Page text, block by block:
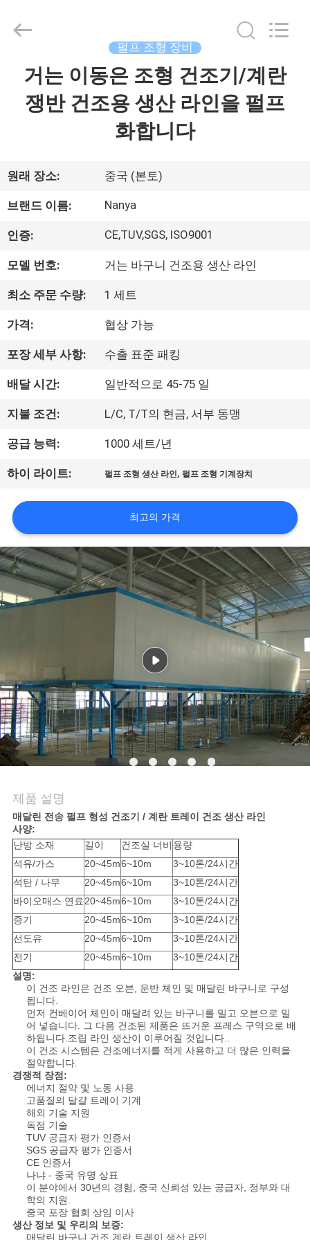
동
영
상
VR
쇼
우
리
하
여
공
장
여
품
질
관
연
락
주
세
요
뉴
이
PRIVACY
POLICY
Guangzhou
Nanya
Reserved.
펄프 조형 장비
거는 이동은 조형 건조기/계란
쟁반 건조용 생산 라인을 펄프
화합니다
원래 장소: 중국 (본토)
브랜드 이름: Nanya
인증: CE,TUV,SGS, ISO9001
모델 번호: 거는 바구니 건조용 생산 라인
최소 주문 수량: 1 세트
가격: 협상 가능
포장 세부 사항: 수출 표준 패킹
배달 시간: 일반적으로 45-75 일
지불 조건: L/C, T/T의 현금, 서부 동맹
공급 능력: 1000 세트/년
하이 라이트: 펄프 조형 생산 라인, 펄프 조형 기계장치
최고의 가격
제품 설명
매달린 전송 펄프 형성 건조기 / 계란 트레이 건조 생산 라인
사양:
난방 소재
길이 건조실 너비 용량
석유/가스
20~45m6~10m
3~10톤/24시간
석탄 / 나무
20~45m6~10m
3~10톤/24시간
바이오매스 연료20~45m6~10m
3~10톤/24시간
증기
20~45m6~10m
3~10톤/24시간
선도유
20~45m6~10m
3~10톤/24시간
전기
20~45m6~10m
3~10톤/24시간
설명:
이 건조 라인은 건조 오븐, 운반 체인 및 매달린 바구니로 구성
됩니다.
먼저 컨베이어 체인이 매달려 있는 바구니를 밀고 오븐으로 밀
어 넣습니다. 그 다음 건조된 제품은 뜨거운 프레스 구역으로 배
하됩니다.조립 라인 생산이 이루어질 것입니다..
이 건조 시스템은 건조에너지를 적게 사용하고 더 많은 인력을
절약합니다.
경쟁적 장점:
에너지 절약 및 노동 사용
고품질의 달걀 트레이 기계
해외 기술 지원
독점 기술
TUV 공급자 평가 인증서
SGS 공급자 평가 인증서
CE 인증서
나냐 - 중국 유명 상표
이 분야에서 30년의 경험, 중국 신뢰성 있는 공급자, 정부와 대
학의 지원.
중국 포장 협회 상임 이사
생산 정보 및 우리의 보증:
매달린 바구니 건조 계란 트레이 생산 라인